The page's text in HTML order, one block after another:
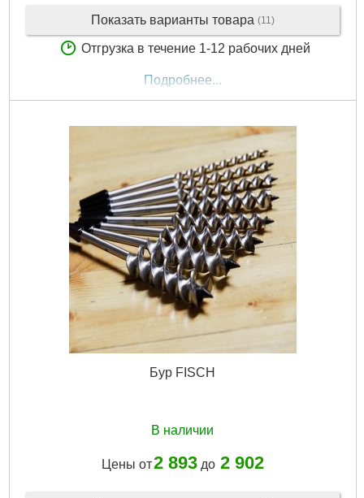
Показать варианты товара (11)
Отгрузка в течение 1-12 рабочих дней
Подробнее...
Бур FISCH
В наличии
Цены от2 893до 2 902